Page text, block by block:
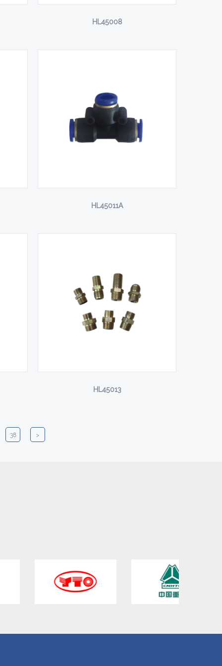
HL45008
HL45011A
HL45013
38 >